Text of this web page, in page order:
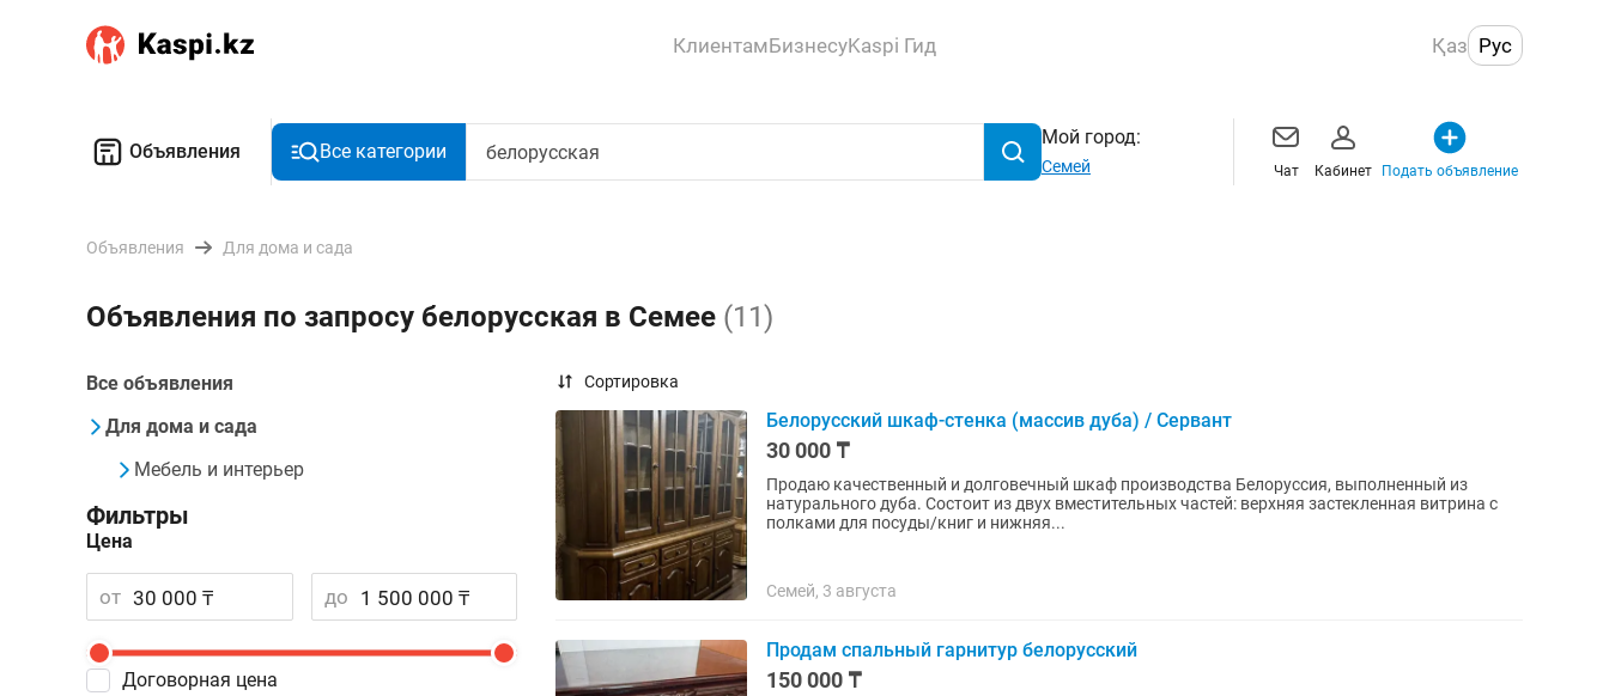
КлиентамБизнесуKaspi Гид Қаз Рус
Объявления Все категории
Мой город:
Семей Чат Кабинет Подать объявление
Объявления Для дома и сада
Объявления по запросу белорусская в Семее (11)
Все объявления
Для дома и сада
Мебель и интерьер
Фильтры
Цена
от до
Договорная цена
Сортировка
Белорусский шкаф-стенка (массив дуба) / Сервант
30 000 ₸
Продаю качественный и долговечный шкаф производства Белоруссия, выполненный из
натурального дуба. Состоит из двух вместительных частей: верхняя застекленная витрина с
полками для посуды/книг и нижняя...
Семей, 3 августа
Продам спальный гарнитур белорусский
150 000 ₸